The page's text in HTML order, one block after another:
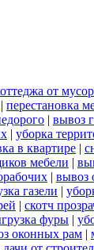
от
| перестановка
| вывоз
| уборка
в квартире |
мебели |
| вывоз
газели |
| скотч
фуры |
оконных рам |